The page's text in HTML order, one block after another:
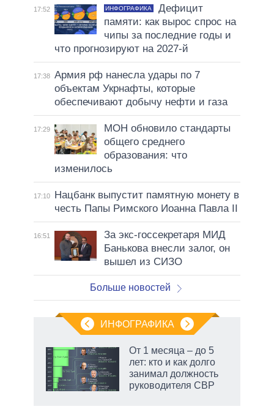
17:52 ИНФОГРАФИКА
Дефицит
памяти: как вырос спрос на
чипы за последние годы и
что прогнозируют на 2027-й
17:38 Армия рф нанесла удары по 7
объектам Укрнафты, которые
обеспечивают добычу нефти и газа
17:29
МОН обновило стандарты
общего среднего
образования: что
изменилось
17:10
Нацбанк выпустит памятную монету в
честь Папы Римского Иоанна Павла II
16:51
За экс-госсекретаря МИД
Банькова внесли залог, он
вышел из СИЗО
Больше новостей
ИНФОГРАФИКА
От 1 месяца – до 5
лет: кто и как долго
занимал должность
руководителя СВР